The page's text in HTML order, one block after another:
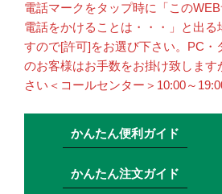
電話マークをタップ時に「この
電話をかけることは・・・」と出る
すので[許可]をお選び下さい。PC・
のお客様はお手数をお掛け致します
さい＜コールセンター＞10:00～
かんたん便利ガイド
かんたん注文ガイド